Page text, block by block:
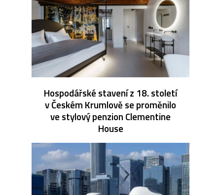
Hospodářské stavení z 18. století
v Českém Krumlově se proměnilo
ve stylový penzion Clementine
House